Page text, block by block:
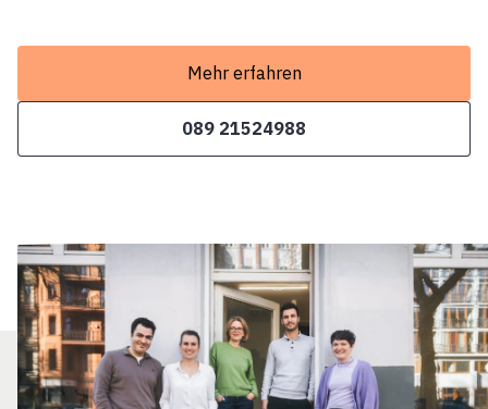
Mehr erfahren
089 21524988